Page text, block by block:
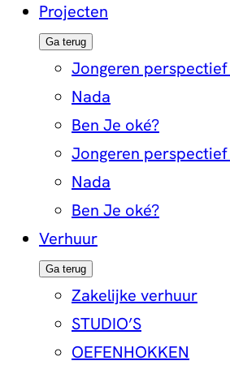
Projecten
Ga terug
Jongeren
Nada
Ben Je oké?
Jongeren
Nada
Ben Je oké?
Verhuur
Ga terug
Zakelijke verhuur
STUDIO’S
OEFENHOKKEN